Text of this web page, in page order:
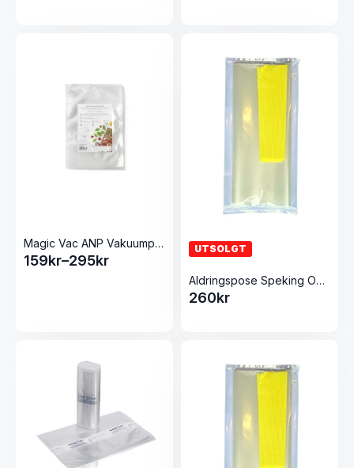
Magic Vac ANP Vakuumposer
159kr–295kr
Prisområde:
UTSOLGT
Aldringspose Speking Og Røyking Rull 300×3000
260kr